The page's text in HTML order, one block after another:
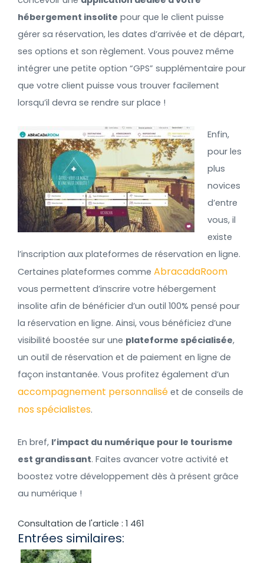
hébergement insolite pour que le client puisse
gérer sa réservation, les dates d’arrivée et de départ,
ses options et son règlement. Vous pouvez même
intégrer une petite option “GPS” supplémentaire pour
que votre client puisse vous trouver facilement
lorsqu’il devra se rendre sur place !
Enfin,
pour les
plus
novices
d’entre
vous, il
existe
l’inscription aux plateformes de réservation en ligne.
Certaines plateformes comme AbracadaRoom
vous permettent d’inscrire votre hébergement
insolite afin de bénéficier d’un outil 100% pensé pour
la réservation en ligne. Ainsi, vous bénéficiez d’une
visibilité boostée sur une plateforme spécialisée,
un outil de réservation et de paiement en ligne de
façon instantanée. Vous profitez également d’un
accompagnement personnalisé et de conseils de
nos spécialistes.
En bref, l’impact du numérique pour le tourisme
est grandissant. Faites avancer votre activité et
boostez votre développement dès à présent grâce
au numérique !
Consultation de l'article : 1 461
Entrées similaires: